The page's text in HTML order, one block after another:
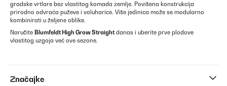
gradske vrtlare bez vlastitog komada zemlje. Povišena konstrukcija
prirodno odvraća puževe i voluharice. Više jedinica može se modularno
kombinirati u željene oblike.
Naručite Blumfeldt High Grow Straightdanas i uberite prve plodove
vlastitog uzgoja već ove sezone.
Značajke